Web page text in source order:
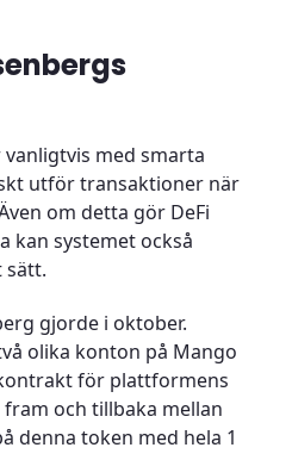
med smarta
utför transaktioner när
om detta gör DeFi
kan systemet också
sätt.
gjorde i oktober.
olika konton på Mango
för plattformens
och tillbaka mellan
denna token med hela 1